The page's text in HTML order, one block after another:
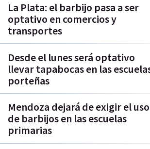
La Plata: el barbijo pasa a ser
optativo en comercios y
transportes
Desde el lunes será optativo
llevar tapabocas en las
porteñas
Mendoza dejará de exigir el uso
de barbijos en las escuelas
primarias